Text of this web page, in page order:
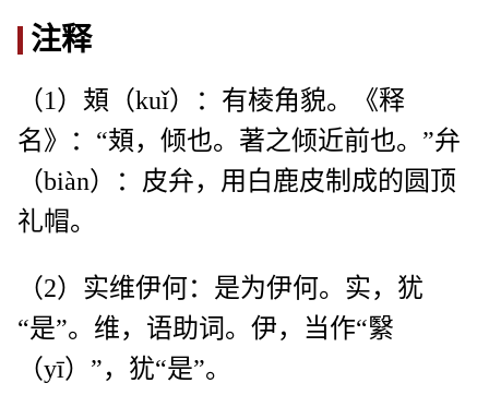
注释
（1）頍（kuǐ）：有棱角貌。《释
名》：“頍，倾也。著之倾近前也。”弁
（biàn）：皮弁，用白鹿皮制成的圆顶
礼帽。
（2）实维伊何：是为伊何。实，犹
“是”。维，语助词。伊，当作“繄
（yī）”，犹“是”。